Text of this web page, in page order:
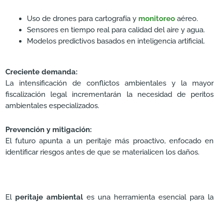
Uso de drones para cartografía y monitoreoaéreo.
Sensores en tiempo real para calidad del aire y agua.
Modelos predictivos basados en inteligencia artificial.
Creciente demanda:
La intensificación de conflictos ambientales y la mayor
fiscalización legal incrementarán la necesidad de peritos
ambientales especializados.
Prevención y mitigación:
El futuro apunta a un peritaje más proactivo, enfocado en
identificar riesgos antes de que se materialicen los daños.
El peritaje ambiental es una herramienta esencial para la